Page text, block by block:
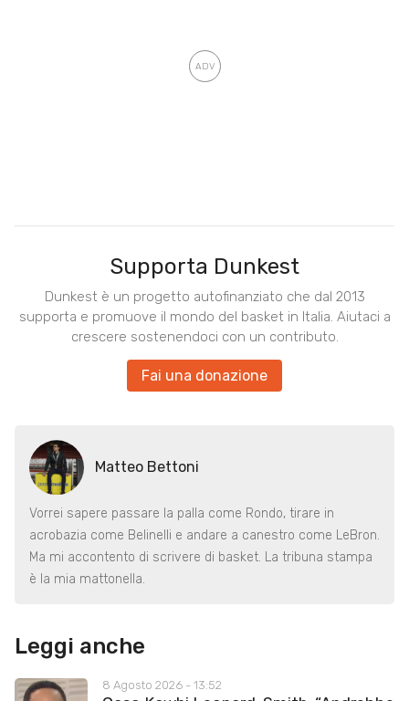
Supporta Dunkest
Dunkest è un progetto autofinanziato che dal 2013
supporta e promuove il mondo del basket in Italia. Aiutaci a
crescere sostenendoci con un contributo.
Fai una donazione
Matteo Bettoni
Vorrei sapere passare la palla come Rondo, tirare in
acrobazia come Belinelli e andare a canestro come LeBron.
Ma mi accontento di scrivere di basket. La tribuna stampa
è la mia mattonella.
Leggi anche
8 Agosto 2026 - 13:52